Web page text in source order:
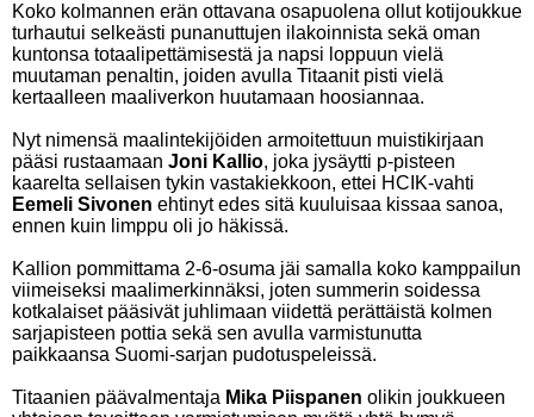
Koko kolmannen erän ottavana osapuolena ollut kotijoukkue
turhautui selkeästi punanuttujen ilakoinnista sekä oman
kuntonsa totaalipettämisestä ja napsi loppuun vielä
muutaman penaltin, joiden avulla Titaanit pisti vielä
kertaalleen maaliverkon huutamaan hoosiannaa.
Nyt nimensä maalintekijöiden armoitettuun muistikirjaan
pääsi rustaamaan Joni Kallio, joka jysäytti p-pisteen
kaarelta sellaisen tykin vastakiekkoon, ettei HCIK-vahti
Eemeli Sivonen ehtinyt edes sitä kuuluisaa kissaa sanoa,
ennen kuin limppu oli jo häkissä.
Kallion pommittama 2-6-osuma jäi samalla koko kamppailun
viimeiseksi maalimerkinnäksi, joten summerin soidessa
kotkalaiset pääsivät juhlimaan viidettä perättäistä kolmen
sarjapisteen pottia sekä sen avulla varmistunutta
paikkaansa Suomi-sarjan pudotuspeleissä.
Titaanien päävalmentaja Mika Piispanen olikin joukkueen